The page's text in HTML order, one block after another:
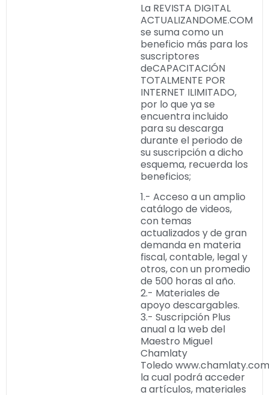
La REVISTA DIGITAL
ACTUALIZANDOME.COM
se suma como un
beneficio más para los
suscriptores
deCAPACITACIÓN
TOTALMENTE POR
INTERNET ILIMITADO,
por lo que ya se
encuentra incluido
para su descarga
durante el periodo de
su suscripción a dicho
esquema, recuerda los
beneficios;
1.- Acceso a un amplio
catálogo de videos,
con temas
actualizados y de gran
demanda en materia
fiscal, contable, legal y
otros, con un promedio
de 500 horas al año.
2.- Materiales de
apoyo descargables.
3.- Suscripción Plus
anual a la web del
Maestro Miguel
Chamlaty
Toledo
la cual podrá acceder
a artículos, materiales